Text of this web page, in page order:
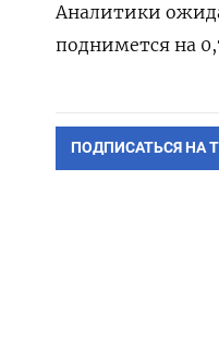
Аналитики
поднимется на
ПОДПИСАТЬСЯ НА